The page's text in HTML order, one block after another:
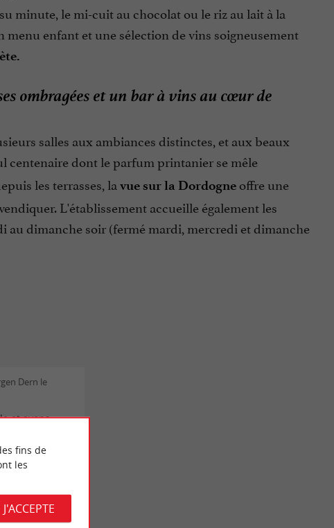
minute, le mi-cuit au chocolat ou le riz au lait à la
menu enfant et une sélection de vins soigneusement
ombragées et un bar à vins au cœur de
salles aux ambiances distinctes, et aux beaux
centenaire dont le parfum printanier se mêle
les terrasses, lavue sur la Dordogneoffre une
L'établissement accueille également les
au dimanche soir (fermé mardi, mercredi et dimanche
Dern le
et avons
choix des
prix
installés en
de la
sans
fins de
les
J'ACCEPTE